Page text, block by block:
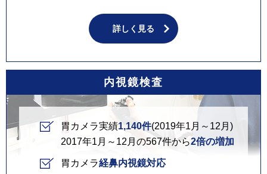
詳しく見る
内視鏡検査
胃カメラ実績1,140件(2019年1月～12月)
2017年1月～12月の567件から2倍の増加
胃カメラ経鼻内視鏡対応